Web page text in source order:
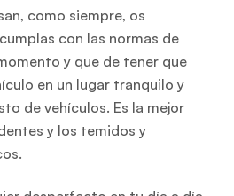
como siempre, os
con las normas de
y que de tener que
en un lugar tranquilo y
de vehículos. Es la mejor
y los temidos y